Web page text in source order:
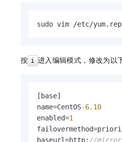
sudo vim /etc/
按 i 进入编辑模式，修改为以
[ base]
name=CentOS-6.10
enabled=1
baseurl=http: //